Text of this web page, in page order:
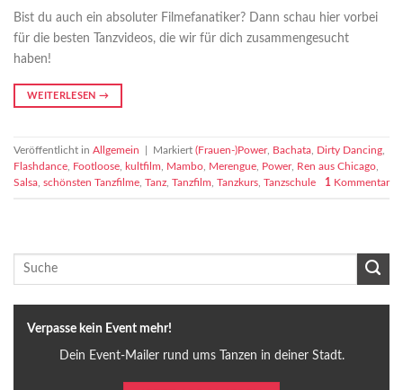
Bist du auch ein absoluter Filmefanatiker? Dann schau hier vorbei
für die besten Tanzvideos, die wir für dich zusammengesucht
haben!
WEITERLESEN →
Veröffentlicht in Allgemein Markiert (Frauen-)Power, Bachata Dirty Dancing
Flashdance
Footloose kultfilm Mambo Merengue Power, Ren aus Chicago
Salsa schönsten Tanzfilme Tanz Tanzfilm Tanzkurs Tanzschule 1 Kommentar
Verpasse kein Event mehr!
Dein Event-Mailer rund ums Tanzen in deiner Stadt.